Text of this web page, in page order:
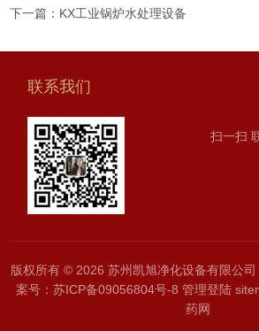
下一篇： KX工业锅炉水处理设备
联系我们
扫一扫
版权所有 © 2026 苏州凯旭净化设备有限公
案号：苏ICP备09056804号-8 管理登陆
药网